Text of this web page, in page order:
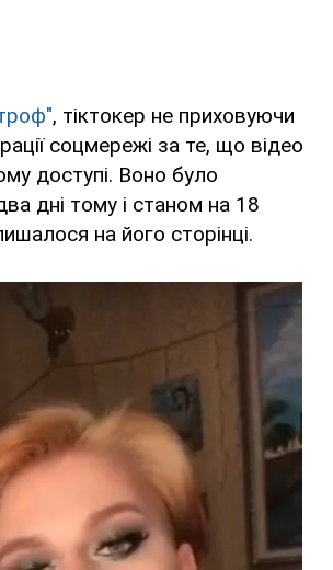
, тіктокер не приховуючи
соцмережі за те, що відео
доступі. Воно було
дні тому і станом на 18
на його сторінці.